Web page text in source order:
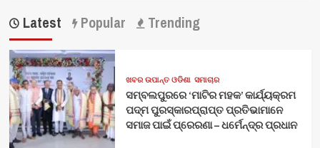
Latest Popular Trending
ଖବର ଉପାନ୍ତ ଓଡିଶା ସମାଚାର
ସମ୍ବଲପୁରରେ ‘ମାଟିର ମହକ’ କାର୍ଯ୍ୟକ୍ରମ
ପଦ୍ମ ପୁରସ୍କାରପ୍ରାପ୍ତ ପ୍ରତିଭାମାନେ
ସମାଜ ପାଇଁ ପ୍ରେରଣା – ଧର୍ମେନ୍ଦ୍ର ପ୍ରଧାନ